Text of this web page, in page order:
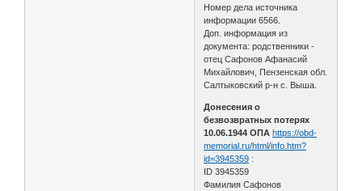
Номер дела источника
информации 6566.
Доп. информация из
документа: родственники -
отец Сафонов Афанасий
Михайлович, Пензенская обл.
Салтыковский р-н с. Выша.
Донесения о
безвозвратных потерях
10.06.1944 ОПА https://obd-
memorial.ru/html/info.htm?
id=3945359 :
ID 3945359
Фамилия Сафонов